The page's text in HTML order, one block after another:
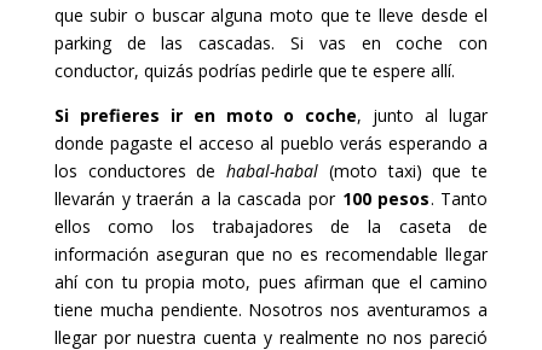
que subir o buscar alguna moto que te lleve desde el
parking de las cascadas. Si vas en coche con
conductor, quizás podrías pedirle que te espere allí.
Si prefieres ir en moto o coche, junto al lugar
donde pagaste el acceso al pueblo verás esperando a
los conductores dehabal-habal (moto taxi) que te
llevarán y traerán a la cascada por 100 pesos. Tanto
ellos como los trabajadores de la caseta de
información aseguran que no es recomendable llegar
ahí con tu propia moto, pues afirman que el camino
tiene mucha pendiente. Nosotros nos aventuramos a
llegar por nuestra cuenta y realmente no nos pareció